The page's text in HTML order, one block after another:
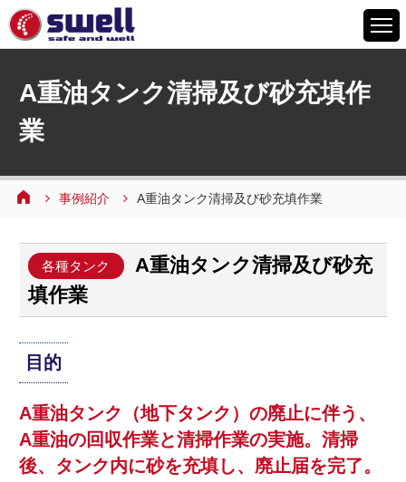
6つの特徴
サービスメニュー
事例紹介
会社情報
採用情報
A重油タンク清掃及び砂充填作
業
事例紹介 A重油タンク清掃及び砂充填作業
各種タンク
A重油タンク清掃及び砂充
填作業
目的
A重油タンク（地下タンク）の廃止に伴う、
A重油の回収作業と清掃作業の実施。清掃
後、タンク内に砂を充填し、廃止届を完了。